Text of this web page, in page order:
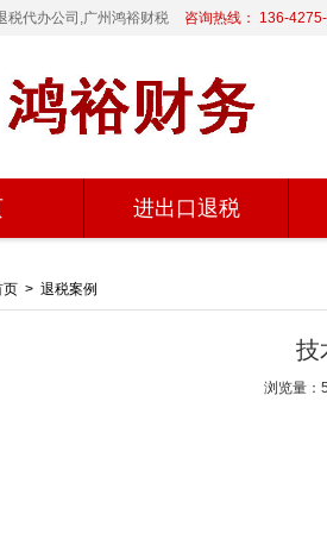
税代办公司,广州鸿裕财税 咨询热线： 136-
进出口退税
页 > 退税案例
技
浏览量：